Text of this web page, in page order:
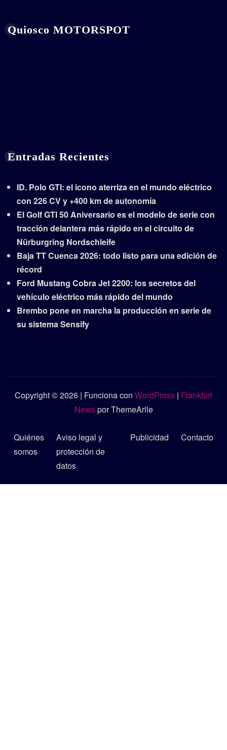
Quiosco MOTORSPOT
Entradas Recientes
ID. Polo GTI: el icono aterriza en el mundo eléctrico
con 226 CV y +400 km de autonomía
El Golf GTI 50 Aniversario es el modelo de serie con
tracción delantera más rápido en el circuito de
Nürburgring Nordschleife
Baja TT Cuenca 2026: todo listo para una edición de
récord
Ford Mustang Cobra Jet 2200: los secretos del
vehículo eléctrico más rápido del mundo
Brembo pone en marcha la producción en serie de
su sistema Sensify
Copyright © 2026 | Funciona con WordPress | Frankfurt
Newspor ThemeArile
Quiénes
somos
Aviso legal y
protección de
datos
Publicidad Contacto